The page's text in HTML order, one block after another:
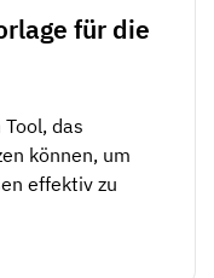
für die
das
können, um
effektiv zu